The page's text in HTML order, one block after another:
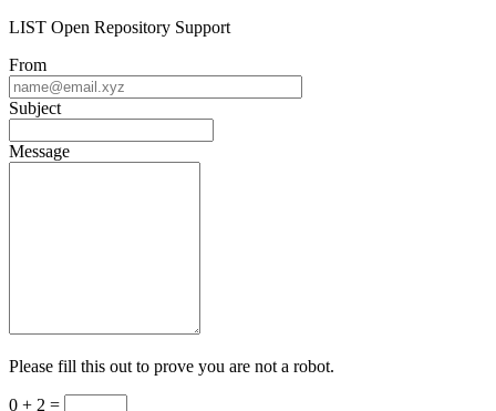
LIST Open Repository Support
From
Subject
Message
Please fill this out to prove you are not a robot.
0 + 2 =